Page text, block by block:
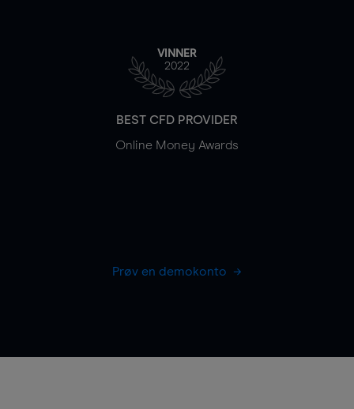
VINNER
2022
BEST CFD PROVIDER
Online Money Awards
Prøv en demokonto